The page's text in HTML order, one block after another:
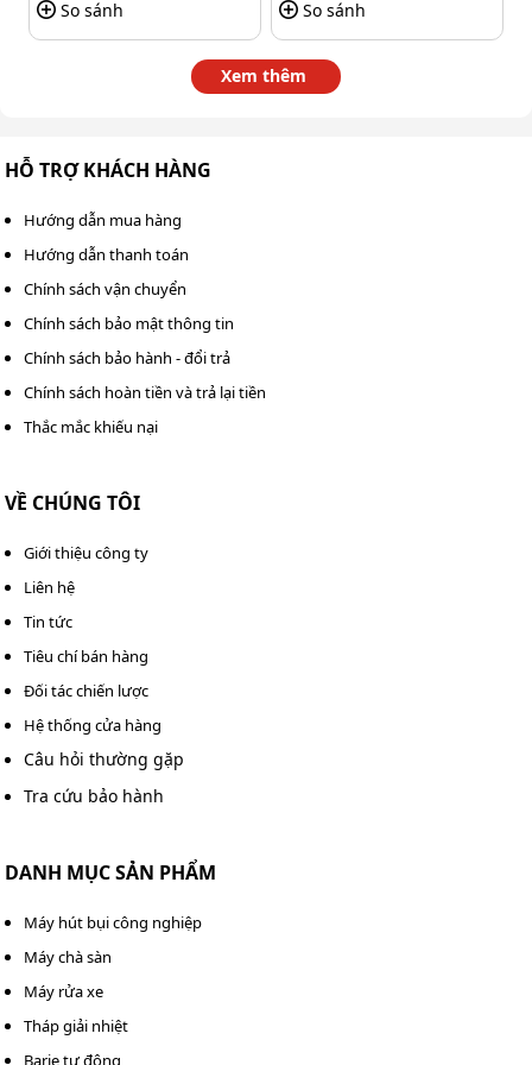
khởi động từ cho máy rửa xe chất
lượng, giá tốt
gốc rõ ràng và độ bền cao. Sản phẩm được tuyển chọn
đến các tiệm rửa xe chuyên nghiệp.
Mua bộ khởi động từ cho máy rửa xe ở Kumisai.vn
Bên cạnh đó, mức giá cạnh tranh cùng chính sách bảo
Nếu bạn đang có ý định đầu tư bộ khởi động từ cho máy
So sánh
So sánh
Xem thêm
HỖ TRỢ KHÁCH HÀNG
Hướng dẫn mua hàng
Hướng dẫn thanh toán
Chính sách vận chuyển
Chính sách bảo mật thông tin
Chính sách bảo hành - đổi trả
Chính sách hoàn tiền và trả lại tiền
Thắc mắc khiếu nại
VỀ CHÚNG TÔI
Giới thiệu công ty
Liên hệ
Tin tức
Tiêu chí bán hàng
Đối tác chiến lược
Hệ thống cửa hàng
Câu hỏi thường gặp
Tra cứu bảo hành
DANH MỤC SẢN PHẨM
Máy hút bụi công nghiệp
Máy chà sàn
Máy rửa xe
Tháp giải nhiệt
Barie tự động